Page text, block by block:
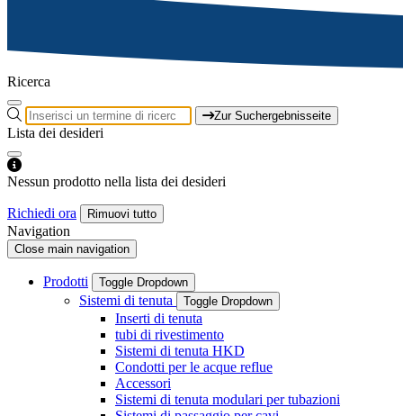
Ricerca
Zur Suchergebnisseite
Lista dei desideri
Nessun prodotto nella lista dei desideri
Richiedi ora Rimuovi tutto
Navigation
Close main navigation
Prodotti Toggle Dropdown
Sistemi di tenuta Toggle Dropdown
Inserti di tenuta
tubi di rivestimento
Sistemi di tenuta HKD
Condotti per le acque reflue
Accessori
Sistemi di tenuta modulari per tubazioni